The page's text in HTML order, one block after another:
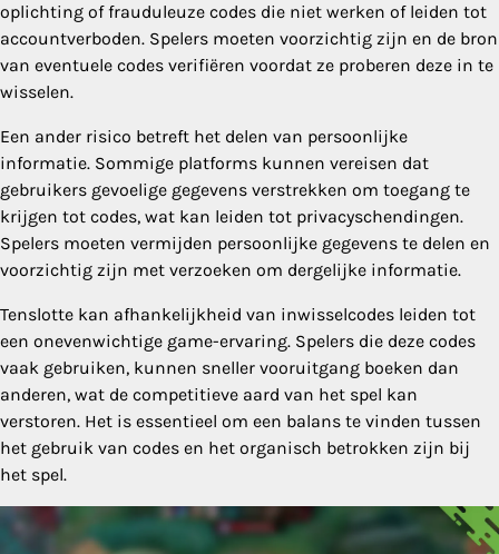
oplichting of frauduleuze codes die niet werken of leiden tot
accountverboden. Spelers moeten voorzichtig zijn en de bron
van eventuele codes verifiëren voordat ze proberen deze in te
wisselen.
Een ander risico betreft het delen van persoonlijke
informatie. Sommige platforms kunnen vereisen dat
gebruikers gevoelige gegevens verstrekken om toegang te
krijgen tot codes, wat kan leiden tot privacyschendingen.
Spelers moeten vermijden persoonlijke gegevens te delen en
voorzichtig zijn met verzoeken om dergelijke informatie.
Tenslotte kan afhankelijkheid van inwisselcodes leiden tot
een onevenwichtige game-ervaring. Spelers die deze codes
vaak gebruiken, kunnen sneller vooruitgang boeken dan
anderen, wat de competitieve aard van het spel kan
verstoren. Het is essentieel om een balans te vinden tussen
het gebruik van codes en het organisch betrokken zijn bij
het spel.